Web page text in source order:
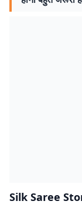
Silk Saree